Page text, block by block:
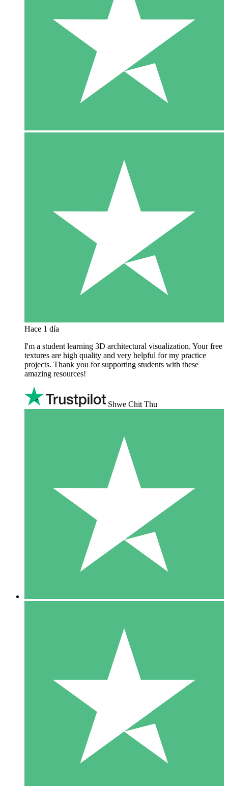
Hace 1 día
I'm a student learning 3D architectural visualization. Your free
textures are high quality and very helpful for my practice
projects. Thank you for supporting students with these
amazing resources!
Shwe Chit Thu